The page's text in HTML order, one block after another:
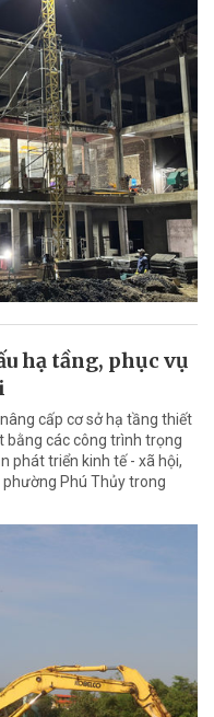
hạ tầng, phục vụ
cấp cơ sở hạ tầng thiết
bằng các công trình trọng
phát triển kinh tế - xã hội,
Phú Thủy trong